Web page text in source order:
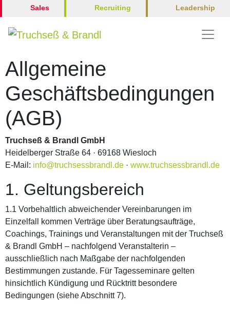
Sales Recruiting Leadership
Allgemeine
Geschäftsbedingungen
(AGB)
Truchseß & Brandl GmbH
Heidelberger Straße 64 · 69168 Wiesloch
E-Mail: info@truchsessbrandl.de · www.truchsessbrandl.de
1. Geltungsbereich
1.1 Vorbehaltlich abweichender Vereinbarungen im
Einzelfall kommen Verträge über Beratungsaufträge,
Coachings, Trainings und Veranstaltungen mit der Truchseß
& Brandl GmbH – nachfolgend Veranstalterin –
ausschließlich nach Maßgabe der nachfolgenden
Bestimmungen zustande. Für Tagesseminare gelten
hinsichtlich Kündigung und Rücktritt besondere
Bedingungen (siehe Abschnitt 7).